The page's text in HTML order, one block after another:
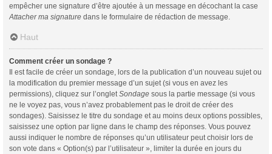
empêcher une signature d’être ajoutée à un message en décochant la case
Attacher ma signature dans le formulaire de rédaction de message.
Haut
Comment créer un sondage ?
Il est facile de créer un sondage, lors de la publication d’un nouveau sujet ou
la modification du premier message d’un sujet (si vous en avez les
permissions), cliquez sur l’onglet Sondage sous la partie message (si vous
ne le voyez pas, vous n’avez probablement pas le droit de créer des
sondages). Saisissez le titre du sondage et au moins deux options possibles,
saisissez une option par ligne dans le champ des réponses. Vous pouvez
aussi indiquer le nombre de réponses qu’un utilisateur peut choisir lors de
son vote dans « Option(s) par l’utilisateur », limiter la durée en jours du